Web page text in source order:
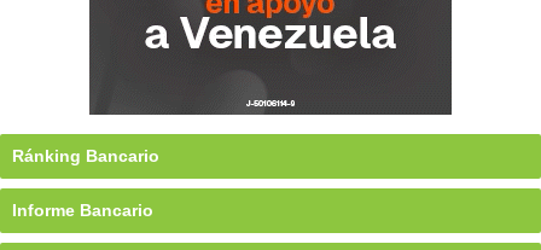
Ránking Bancario
Informe Bancario